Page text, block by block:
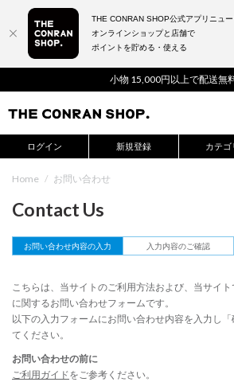
小物 15,000円以上で配送無
ログイン 新規登録 カテゴ
Home / お問い合わせ
Contact Us
お問い合わせ内容の入力 入力内容のご確認
こちらは、当サイトのご利用方法および、当サイ
に関するお問い合わせフォームです。
以下の入力フォームにお問い合わせ内容を入力し
てください。
お問い合わせの前に
ご利用ガイドをご参考ください。
THE CONRAN SHOP公式アプリニュー
オンラインショップと店舗で
ポイントを貯める・使える